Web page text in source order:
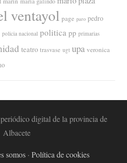
ventayol page paro pedro
policia nacional politica pp primarias
teatro trasvase ugt upa veronica
digital de la provincia de
Albacete
somos· Política de cookies